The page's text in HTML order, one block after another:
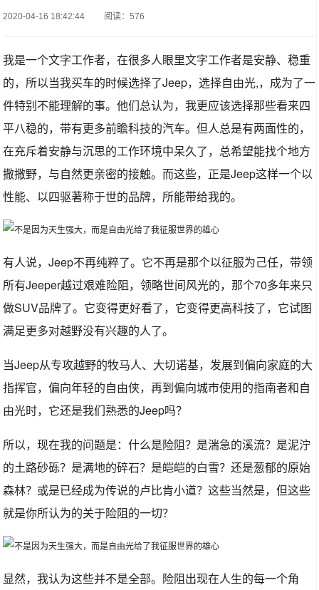
2020-04-16 18:42:44 阅读：576
我是一个文字工作者，在很多人眼里文字工作者是安静、稳重
的，所以当我买车的时候选择了Jeep，选择自由光,，成为了一
件特别不能理解的事。他们总认为，我更应该选择那些看来四
平八稳的，带有更多前瞻科技的汽车。但人总是有两面性的，
在充斥着安静与沉思的工作环境中呆久了，总希望能找个地方
撒撒野，与自然更亲密的接触。而这些，正是Jeep这样一个以
性能、以四驱著称于世的品牌，所能带给我的。
有人说，Jeep不再纯粹了。它不再是那个以征服为己任，带领
所有Jeeper越过艰难险阻，领略世间风光的，那个70多年来只
做SUV品牌了。它变得更好看了，它变得更高科技了，它试图
满足更多对越野没有兴趣的人了。
当Jeep从专攻越野的牧马人、大切诺基，发展到偏向家庭的大
指挥官，偏向年轻的自由侠，再到偏向城市使用的指南者和自
由光时，它还是我们熟悉的Jeep吗？
所以，现在我的问题是：什么是险阻？是湍急的溪流？是泥泞
的土路砂砾？是满地的碎石？是皑皑的白雪？还是葱郁的原始
森林？或是已经成为传说的卢比肯小道？这些当然是，但这些
就是你所认为的关于险阻的一切？
显然，我认为这些并不是全部。险阻出现在人生的每一个角